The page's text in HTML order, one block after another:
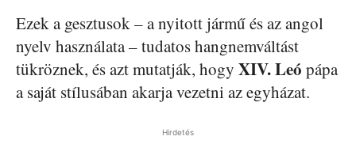
Ezek a gesztusok – a nyitott jármű és az angol
nyelv használata – tudatos hangnemváltást
tükröznek, és azt mutatják, hogy XIV. Leó pápa
a saját stílusában akarja vezetni az egyházat.
Hirdetés